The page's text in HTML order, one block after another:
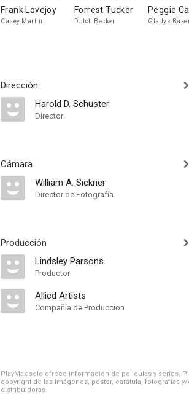
Frank Lovejoy
Casey Martin
Forrest Tucker
Dutch Becker
Peggie
Gladys
Dirección
Harold D. Schuster
Director
Cámara
William A. Sickner
Director de Fotografía
Producción
Lindsley Parsons
Productor
Allied Artists
Compañía de Produccion
PlayMax solo ofrece información de películas y series,
copyright de las imágenes, póster, carátula, fotografías
distribuidoras.